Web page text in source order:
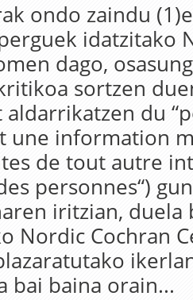
ondo zaindu
idatzitako
dago,
sortzen
du
une information
de tout autre
personnes“)
iritzian, duela
Nordic Cochran
bai baina orain...